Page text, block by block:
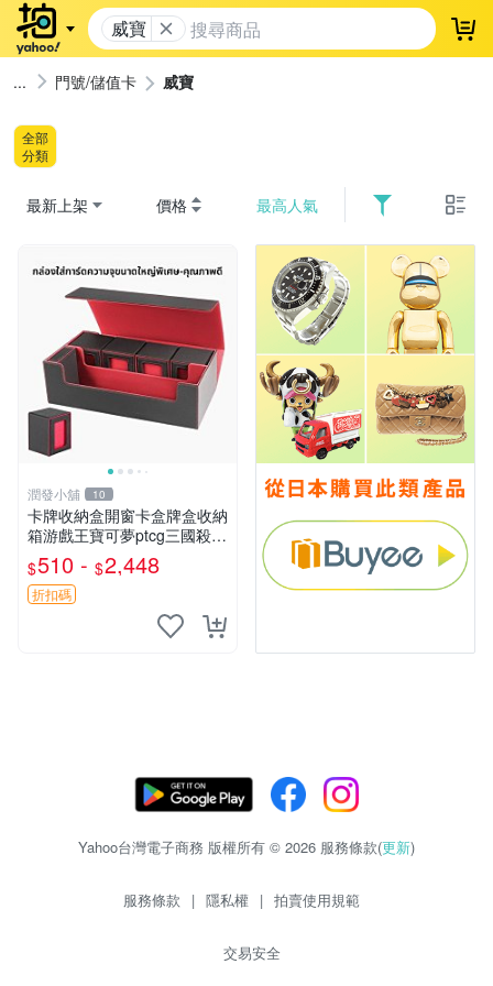
威寶 登
門號/儲值卡 威寶
全部
分類
最新上架 價格 最高人氣
潤發小舖 10
卡牌收納盒開窗卡盒牌盒收納
箱游戲王寶可夢ptcg三國殺海
賊王dtcg
$510 - $2,448
折扣碼
Yahoo台灣電子商務 版權所有 © 2026 服務條款(更新)
服務條款 | 隱私權 | 拍賣使用規範
交易安全